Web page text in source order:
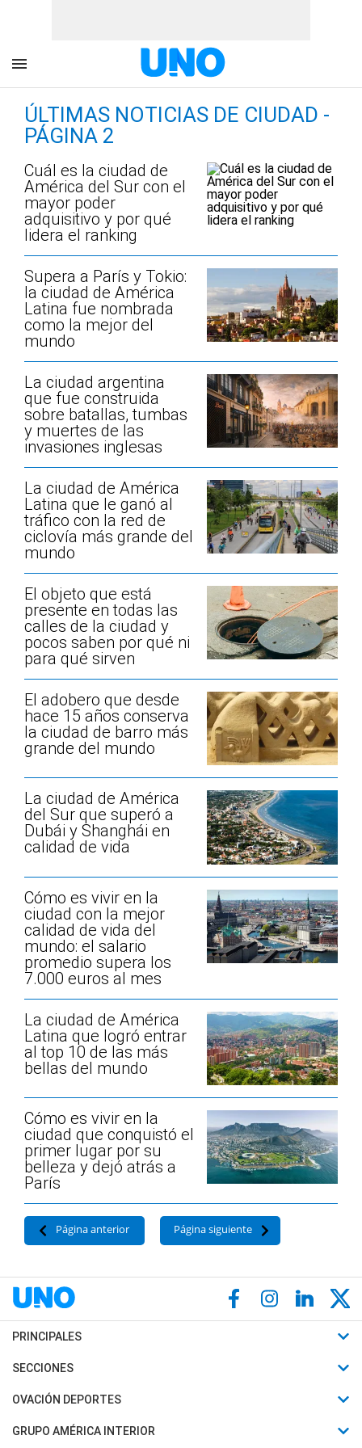
ÚLTIMAS NOTICIAS DE CIUDAD -
PÁGINA 2
Cuál es la ciudad de
América del Sur con el
mayor poder
adquisitivo y por qué
lidera el ranking
Supera a París y Tokio:
la ciudad de América
Latina fue nombrada
como la mejor del
mundo
La ciudad argentina
que fue construida
sobre batallas, tumbas
y muertes de las
invasiones inglesas
La ciudad de América
Latina que le ganó al
tráfico con la red de
ciclovía más grande del
mundo
El objeto que está
presente en todas las
calles de la ciudad y
pocos saben por qué ni
para qué sirven
El adobero que desde
hace 15 años conserva
la ciudad de barro más
grande del mundo
La ciudad de América
del Sur que superó a
Dubái y Shanghái en
calidad de vida
Cómo es vivir en la
ciudad con la mejor
calidad de vida del
mundo: el salario
promedio supera los
7.000 euros al mes
La ciudad de América
Latina que logró entrar
al top 10 de las más
bellas del mundo
Cómo es vivir en la
ciudad que conquistó el
primer lugar por su
belleza y dejó atrás a
París
Página anterior Página siguiente
PRINCIPALES
Últimas Noticias
Política
SECCIONES
Horóscopo
Motores
OVACIÓN DEPORTES
Fútbol
GRUPO AMÉRICA INTERIOR